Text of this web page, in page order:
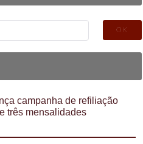
campanha de refiliação
três mensalidades